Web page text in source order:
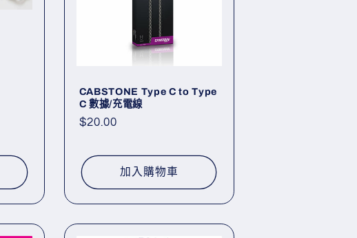
CABSTONE Type C to Type
C 數據/充電線
定
$20.00
加入購物車